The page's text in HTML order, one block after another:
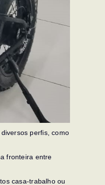
perfis, como
fronteira entre
casa-trabalho ou